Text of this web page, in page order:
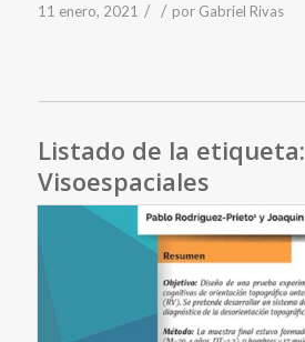
11 enero, 2021 / / por Gabriel Rivas
Listado de la etiqueta:
Visoespaciales